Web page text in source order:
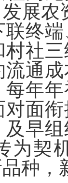
展
终
村社
通
年
面
早
为契
种，